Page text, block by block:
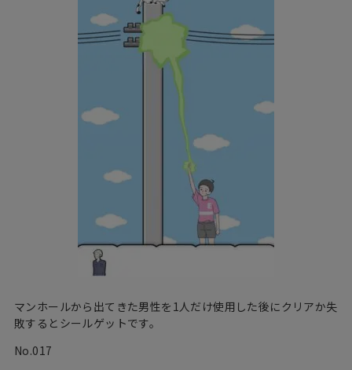
マンホールから出てきた男性を1人だけ使用した後にクリアか失
敗するとシールゲットです。
No.017